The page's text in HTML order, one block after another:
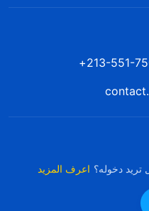
تريد دخوله؟ اعرف المزيد